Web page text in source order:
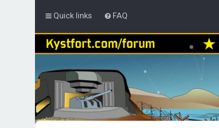
Quick links FAQ